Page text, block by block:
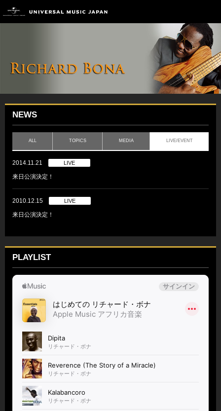
NEWS
ALL TOPICS MEDIA LIVE/EVENT
2014.11.21 LIVE
来日公演決定！
2010.12.15 LIVE
来日公演決定！
PLAYLIST